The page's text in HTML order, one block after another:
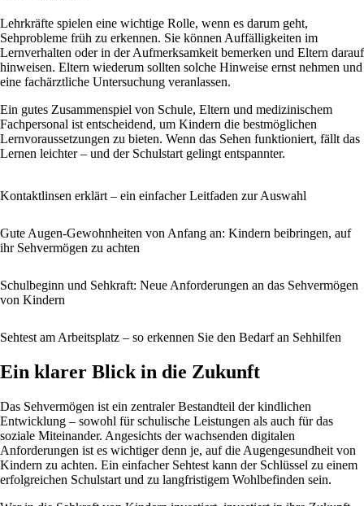
Lehrkräfte spielen eine wichtige Rolle, wenn es darum geht,
Sehprobleme früh zu erkennen. Sie können Auffälligkeiten im
Lernverhalten oder in der Aufmerksamkeit bemerken und Eltern darauf
hinweisen. Eltern wiederum sollten solche Hinweise ernst nehmen und
eine fachärztliche Untersuchung veranlassen.
Ein gutes Zusammenspiel von Schule, Eltern und medizinischem
Fachpersonal ist entscheidend, um Kindern die bestmöglichen
Lernvoraussetzungen zu bieten. Wenn das Sehen funktioniert, fällt das
Lernen leichter – und der Schulstart gelingt entspannter.
Kontaktlinsen erklärt – ein einfacher Leitfaden zur Auswahl
Gute Augen-Gewohnheiten von Anfang an: Kindern beibringen, auf
ihr Sehvermögen zu achten
Schulbeginn und Sehkraft: Neue Anforderungen an das Sehvermögen
von Kindern
Sehtest am Arbeitsplatz – so erkennen Sie den Bedarf an Sehhilfen
Ein klarer Blick in die Zukunft
Das Sehvermögen ist ein zentraler Bestandteil der kindlichen
Entwicklung – sowohl für schulische Leistungen als auch für das
soziale Miteinander. Angesichts der wachsenden digitalen
Anforderungen ist es wichtiger denn je, auf die Augengesundheit von
Kindern zu achten. Ein einfacher Sehtest kann der Schlüssel zu einem
erfolgreichen Schulstart und zu langfristigem Wohlbefinden sein.